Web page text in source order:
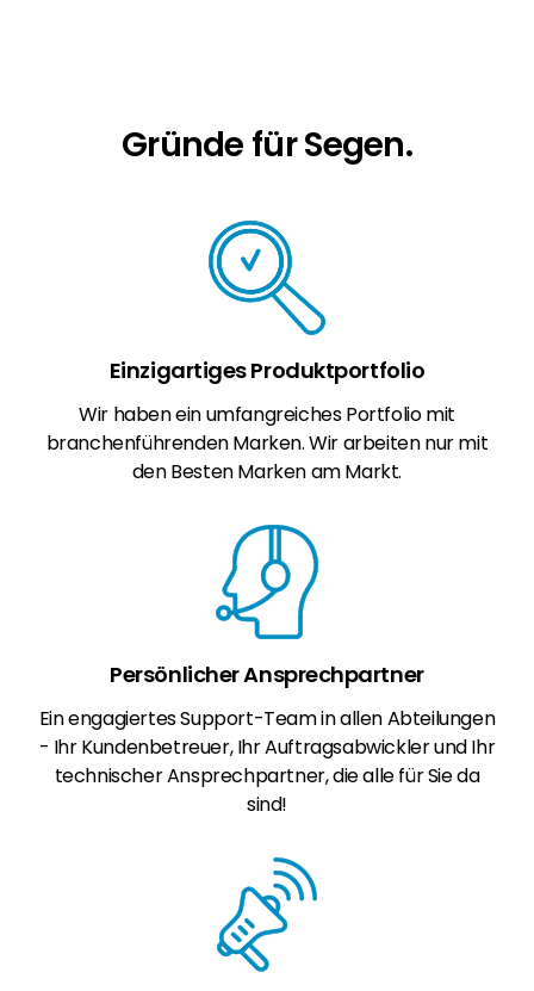
Produkt- und Brancheninformationen sind,
Gründe für Segen.
Einzigartiges Produktportfolio
Wir haben ein umfangreiches Portfolio mit
branchenführenden Marken. Wir arbeiten nur mit
den Besten Marken am Markt.
Persönlicher Ansprechpartner
Ein engagiertes Support-Team in allen Abteilungen
- Ihr Kundenbetreuer, Ihr Auftragsabwickler und Ihr
technischer Ansprechpartner, die alle für Sie da
sind!